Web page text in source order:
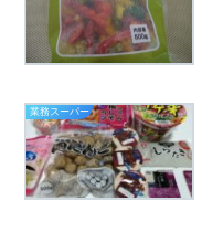
業務スーパー